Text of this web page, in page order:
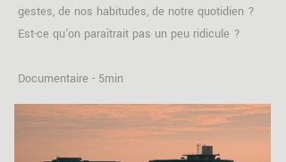
gestes, de nos habitudes, de notre quotidien ?
Est-ce qu'on paraîtrait pas un peu ridicule ?
Documentaire - 5min